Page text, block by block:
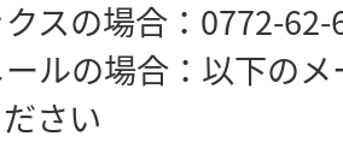
スの場合：0772-62-
ルの場合：以下の
さい